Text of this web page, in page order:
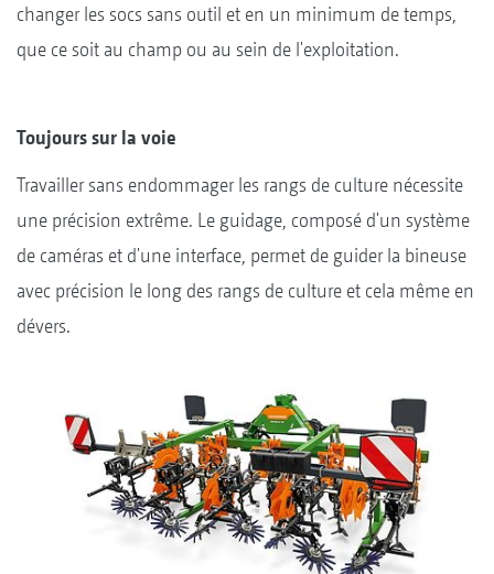
changer les socs sans outil et en un minimum de temps,
que ce soit au champ ou au sein de l'exploitation.
Toujours sur la voie
Travailler sans endommager les rangs de culture nécessite
une précision extrême. Le guidage, composé d'un système
de caméras et d'une interface, permet de guider la bineuse
avec précision le long des rangs de culture et cela même en
dévers.